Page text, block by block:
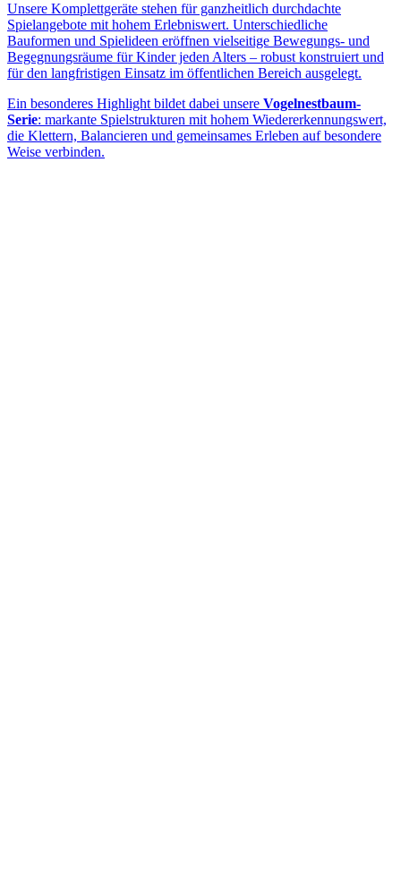
Unsere Komplettgeräte stehen für ganzheitlich durchdachte
Spielangebote mit hohem Erlebniswert. Unterschiedliche
Bauformen und Spielideen eröffnen vielseitige Bewegungs- und
Begegnungsräume für Kinder jeden Alters – robust konstruiert und
für den langfristigen Einsatz im öffentlichen Bereich ausgelegt.
Ein besonderes Highlight bildet dabei unsere Vogelnestbaum-
Serie: markante Spielstrukturen mit hohem Wiedererkennungswert,
die Klettern, Balancieren und gemeinsames Erleben auf besondere
Weise verbinden.